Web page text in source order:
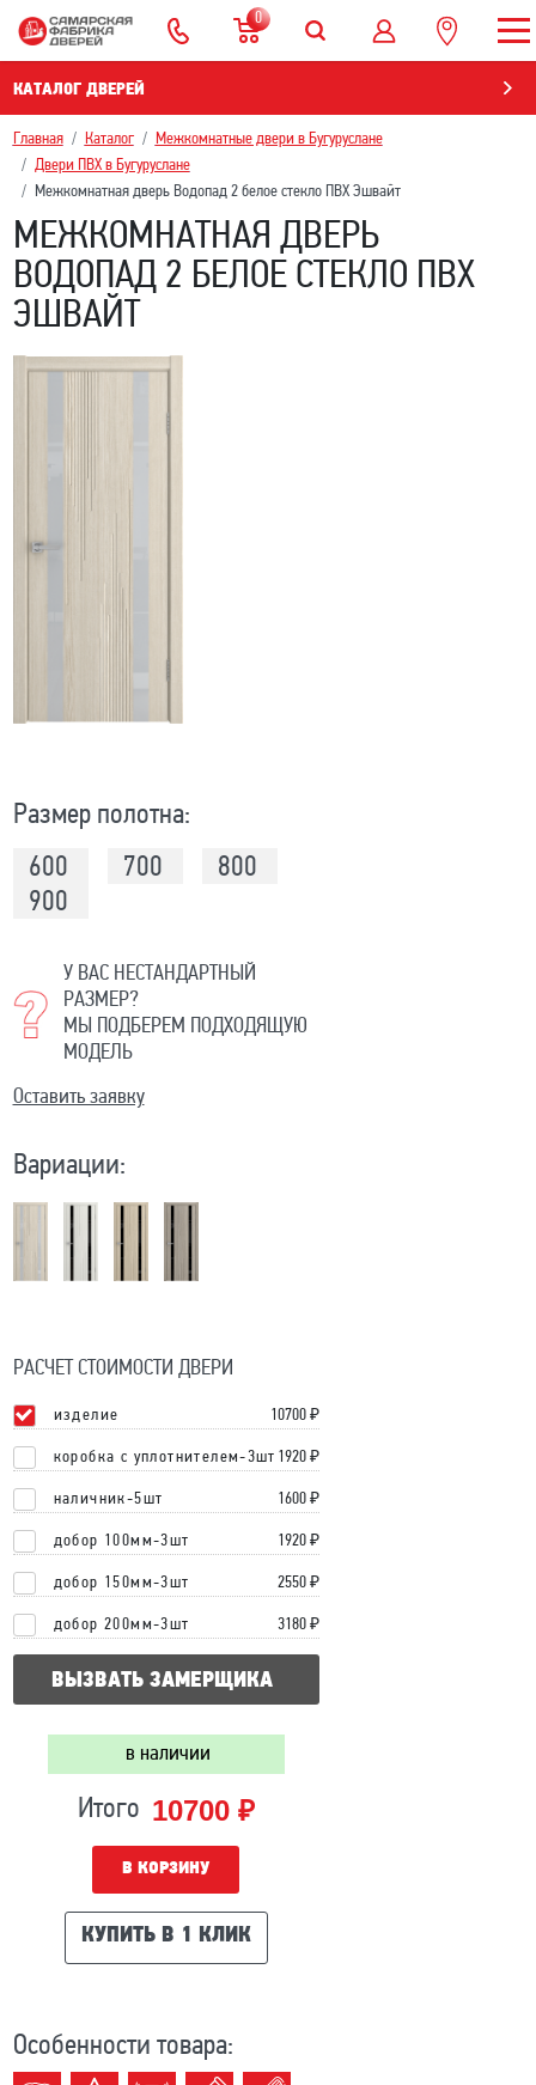
0
КАТАЛОГ ДВЕРЕЙ
Главная Каталог
Межкомнатные двери в Бугуруслане
Двери ПВХ в Бугуруслане
Межкомнатная дверь Водопад 2 белое стекло ПВХ Эшвайт
МЕЖКОМНАТНАЯ ДВЕРЬ
ВОДОПАД 2 БЕЛОЕ СТЕКЛО ПВХ
ЭШВАЙТ
Размер полотна:
600
700
800
900
У ВАС НЕСТАНДАРТНЫЙ
РАЗМЕР?
МЫ ПОДБЕРЕМ ПОДХОДЯЩУЮ
МОДЕЛЬ
Оставить заявку
Вариации:
РАСЧЕТ СТОИМОСТИ ДВЕРИ
изделие 10700₽
коробка с уплотнителем-3шт 1920 ₽
наличник-5шт 1600 ₽
добор 100мм-3шт 1920 ₽
добор 150мм-3шт 2550 ₽
добор 200мм-3шт 3180 ₽
ВЫЗВАТЬ ЗАМЕРЩИКА
в наличии
Итого 10700 ₽
В КОРЗИНУ
КУПИТЬ В 1 КЛИК
Особенности товара: